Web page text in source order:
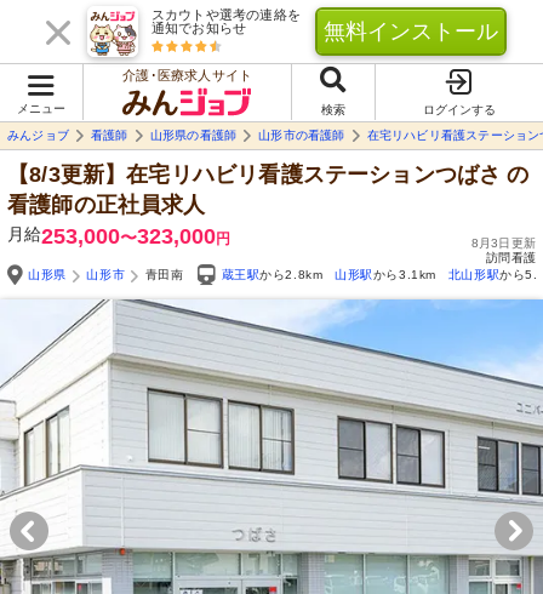
スカウトや選考の連絡を
通知でお知らせ
無料インストール
メニュー
介護･医療求人サイト
検索
ログインする
みんジョブ
看護師 山形県の看護師 山形市の看護師 在宅リハビリ看護ステーション
【8/3更新】在宅リハビリ看護ステーションつばさ の
看護師の正社員求人
月給253,000〜323,000円
8月3日更新
訪問看護
山形県
山形市 青田南 蔵王駅から2.8km 山形駅から3.1km 北山形駅から